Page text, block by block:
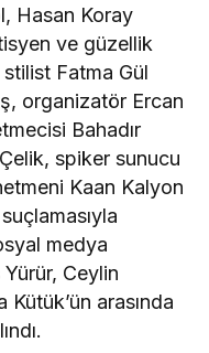
Hasan Koray
ve güzellik
stilist Fatma Gül
organizatör Ercan
Bahadır
spiker sunucu
Kaan Kalyon
medya
Ceylin
arasında